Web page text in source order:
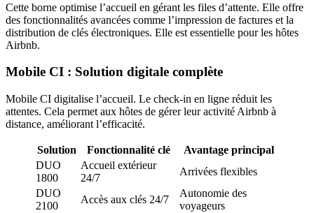
Cette borne optimise l’accueil en gérant les files d’attente. Elle offre
des fonctionnalités avancées comme l’impression de factures et la
distribution de clés électroniques. Elle est essentielle pour les hôtes
Airbnb.
Mobile CI : Solution digitale complète
Mobile CI digitalise l’accueil. Le check-in en ligne réduit les
attentes. Cela permet aux hôtes de gérer leur activité Airbnb à
distance, améliorant l’efficacité.
Solution Fonctionnalité clé
Avantage principal
DUO
1800
Accueil extérieur
24/7
Arrivées flexibles
DUO
2100
Accès aux clés 24/7
Autonomie des
voyageurs